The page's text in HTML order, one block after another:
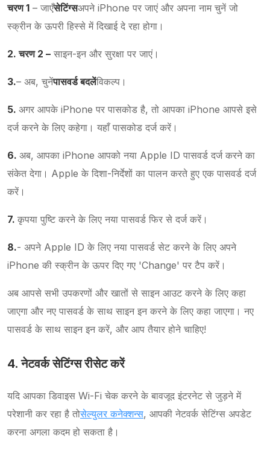
चरण 1 – जाएँसेटिंग्सअपने iPhone पर जाएं और अपना नाम चुनें जो
स्क्रीन के ऊपरी हिस्से में दिखाई दे रहा होगा।
2. चरण 2 – साइन-इन और सुरक्षा पर जाएं।
3.– अब, चुनेंपासवर्ड बदलेंविकल्प।
5. अगर आपके iPhone पर पासकोड है, तो आपका iPhone आपसे इसे
दर्ज करने के लिए कहेगा। यहाँ पासकोड दर्ज करें।
6. अब, आपका iPhone आपको नया Apple ID पासवर्ड दर्ज करने का
संकेत देगा। Apple के दिशा-निर्देशों का पालन करते हुए एक पासवर्ड दर्ज
करें।
7. कृपया पुष्टि करने के लिए नया पासवर्ड फिर से दर्ज करें।
8.- अपने Apple ID के लिए नया पासवर्ड सेट करने के लिए अपने
iPhone की स्क्रीन के ऊपर दिए गए 'Change' पर टैप करें।
अब आपसे सभी उपकरणों और खातों से साइन आउट करने के लिए कहा
जाएगा और नए पासवर्ड के साथ साइन इन करने के लिए कहा जाएगा। नए
पासवर्ड के साथ साइन इन करें, और आप तैयार होने चाहिए!
4. नेटवर्क सेटिंग्स रीसेट करें
यदि आपका डिवाइस Wi-Fi चेक करने के बावजूद इंटरनेट से जुड़ने में
परेशानी कर रहा है तोसेल्युलर कनेक्शन्स, आपकी नेटवर्क सेटिंग्स अपडेट
करना अगला कदम हो सकता है।